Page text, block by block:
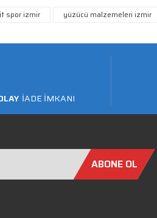
spor izmir yüzücü malzemeleri izmir
İADE İMKANI
ABONE OL